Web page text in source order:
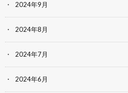
2024年9月
2024年8月
2024年7月
2024年6月